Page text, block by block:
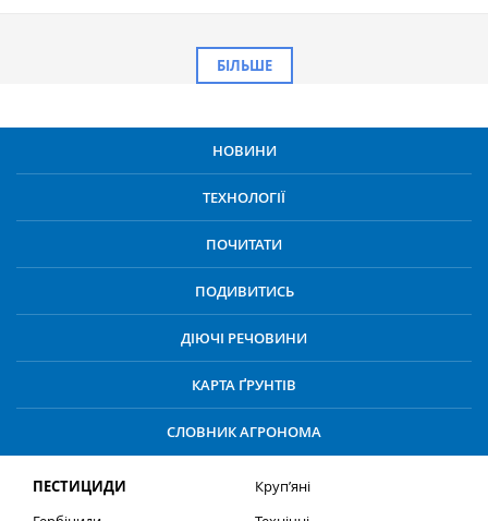
БІЛЬШЕ
НОВИНИ
ТЕХНОЛОГІЇ
ПОЧИТАТИ
ПОДИВИТИСЬ
ДІЮЧІ РЕЧОВИНИ
КАРТА ҐРУНТІВ
СЛОВНИК АГРОНОМА
ПЕСТИЦИДИ
Круп’яні